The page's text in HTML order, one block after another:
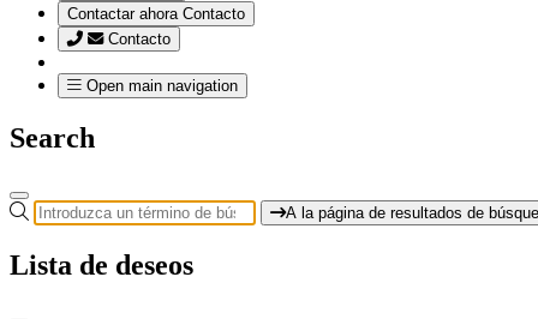
Contactar ahora Contacto
Contacto
Open main navigation
Search
A la página de resultados de
Lista de deseos